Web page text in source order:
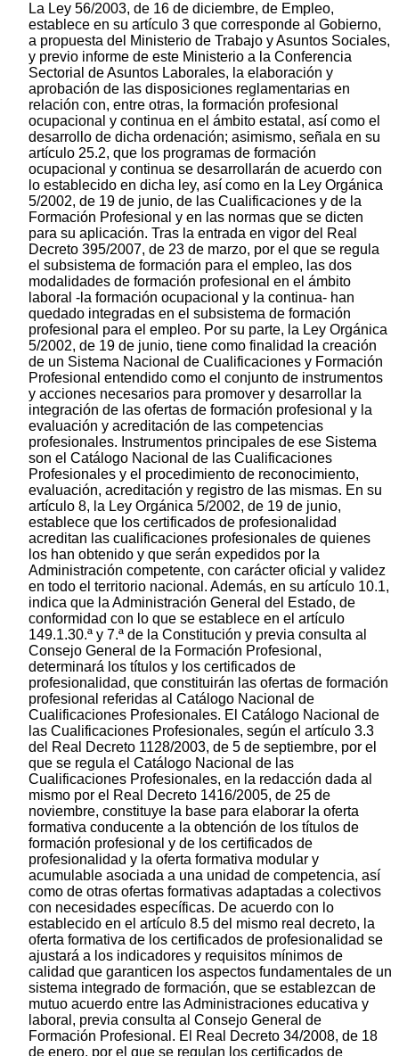
La Ley 56/2003, de 16 de diciembre, de Empleo,
establece en su artículo 3 que corresponde al Gobierno,
a propuesta del Ministerio de Trabajo y Asuntos Sociales,
y previo informe de este Ministerio a la Conferencia
Sectorial de Asuntos Laborales, la elaboración y
aprobación de las disposiciones reglamentarias en
relación con, entre otras, la formación profesional
ocupacional y continua en el ámbito estatal, así como el
desarrollo de dicha ordenación; asimismo, señala en su
artículo 25.2, que los programas de formación
ocupacional y continua se desarrollarán de acuerdo con
lo establecido en dicha ley, así como en la Ley Orgánica
5/2002, de 19 de junio, de las Cualificaciones y de la
Formación Profesional y en las normas que se dicten
para su aplicación. Tras la entrada en vigor del Real
Decreto 395/2007, de 23 de marzo, por el que se regula
el subsistema de formación para el empleo, las dos
modalidades de formación profesional en el ámbito
laboral -la formación ocupacional y la continua- han
quedado integradas en el subsistema de formación
profesional para el empleo. Por su parte, la Ley Orgánica
5/2002, de 19 de junio, tiene como finalidad la creación
de un Sistema Nacional de Cualificaciones y Formación
Profesional entendido como el conjunto de instrumentos
y acciones necesarios para promover y desarrollar la
integración de las ofertas de formación profesional y la
evaluación y acreditación de las competencias
profesionales. Instrumentos principales de ese Sistema
son el Catálogo Nacional de las Cualificaciones
Profesionales y el procedimiento de reconocimiento,
evaluación, acreditación y registro de las mismas. En su
artículo 8, la Ley Orgánica 5/2002, de 19 de junio,
establece que los certificados de profesionalidad
acreditan las cualificaciones profesionales de quienes
los han obtenido y que serán expedidos por la
Administración competente, con carácter oficial y validez
en todo el territorio nacional. Además, en su artículo 10.1,
indica que la Administración General del Estado, de
conformidad con lo que se establece en el artículo
149.1.30.ª y 7.ª de la Constitución y previa consulta al
Consejo General de la Formación Profesional,
determinará los títulos y los certificados de
profesionalidad, que constituirán las ofertas de formación
profesional referidas al Catálogo Nacional de
Cualificaciones Profesionales. El Catálogo Nacional de
las Cualificaciones Profesionales, según el artículo 3.3
del Real Decreto 1128/2003, de 5 de septiembre, por el
que se regula el Catálogo Nacional de las
Cualificaciones Profesionales, en la redacción dada al
mismo por el Real Decreto 1416/2005, de 25 de
noviembre, constituye la base para elaborar la oferta
formativa conducente a la obtención de los títulos de
formación profesional y de los certificados de
profesionalidad y la oferta formativa modular y
acumulable asociada a una unidad de competencia, así
como de otras ofertas formativas adaptadas a colectivos
con necesidades específicas. De acuerdo con lo
establecido en el artículo 8.5 del mismo real decreto, la
oferta formativa de los certificados de profesionalidad se
ajustará a los indicadores y requisitos mínimos de
calidad que garanticen los aspectos fundamentales de un
sistema integrado de formación, que se establezcan de
mutuo acuerdo entre las Administraciones educativa y
laboral, previa consulta al Consejo General de
Formación Profesional. El Real Decreto 34/2008, de 18
de enero, por el que se regulan los certificados de